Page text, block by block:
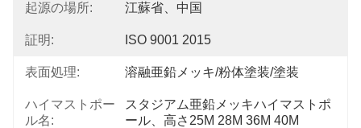
起源の場所: 江蘇省、中国
証明: ISO 9001 2015
表面処理: 溶融亜鉛メッキ/粉体塗装/塗装
ハイマストポー
ル名:
スタジアム亜鉛メッキハイマストポ
ール、高さ25M 28M 36M 40M